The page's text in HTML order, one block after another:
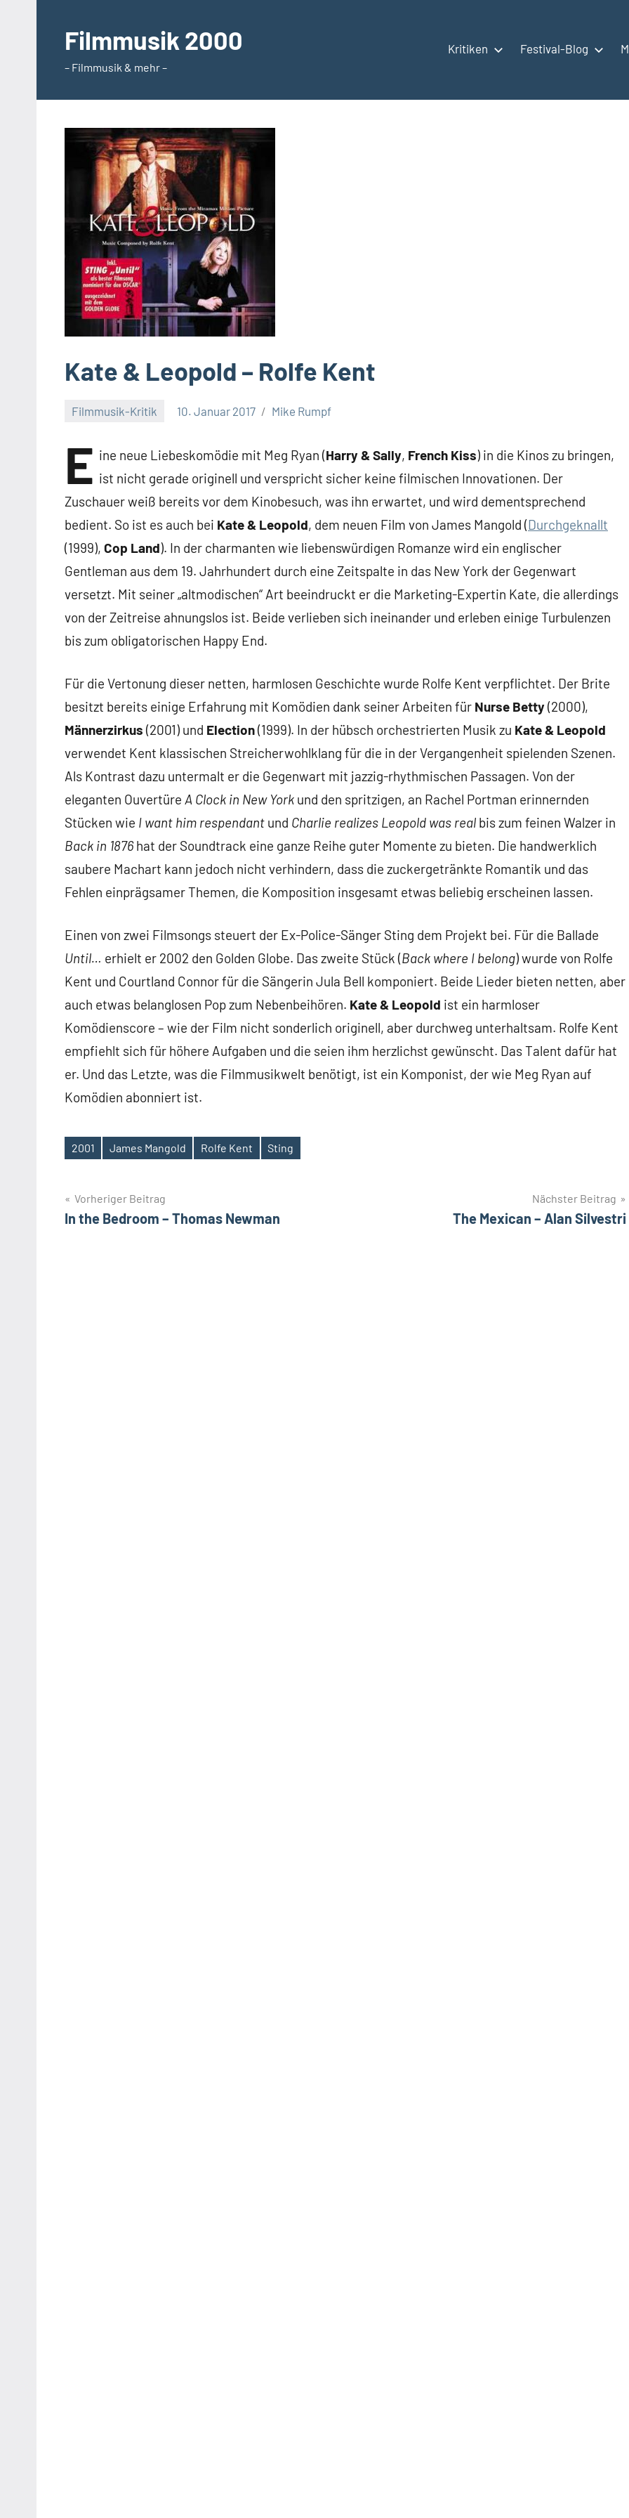
springenFilmmusik 2000
– Filmmusik & mehr –
Kritiken Festival-Blog
Kate & Leopold – Rolfe Kent
Filmmusik-Kritik 10. Januar 2017 Mike Rumpf
E ine neue Liebeskomödie mit Meg Ryan (Harry & Sally, French Kiss) in die Kinos zu bringen,
ist nicht gerade originell und verspricht sicher keine filmischen Innovationen. Der
Zuschauer weiß bereits vor dem Kinobesuch, was ihn erwartet, und wird dementsprechend
bedient. So ist es auch bei Kate & Leopold, dem neuen Film von James Mangold (Durchgeknallt
(1999), Cop Land). In der charmanten wie liebenswürdigen Romanze wird ein englischer
Gentleman aus dem 19. Jahrhundert durch eine Zeitspalte in das New York der Gegenwart
versetzt. Mit seiner „altmodischen“ Art beeindruckt er die Marketing-Expertin Kate, die allerdings
von der Zeitreise ahnungslos ist. Beide verlieben sich ineinander und erleben einige Turbulenzen
bis zum obligatorischen Happy End.
Für die Vertonung dieser netten, harmlosen Geschichte wurde Rolfe Kent verpflichtet. Der Brite
besitzt bereits einige Erfahrung mit Komödien dank seiner Arbeiten für Nurse Betty(2000),
Männerzirkus (2001) und Election(1999). In der hübsch orchestrierten Musik zu Kate & Leopold
verwendet Kent klassischen Streicherwohlklang für die in der Vergangenheit spielenden Szenen.
Als Kontrast dazu untermalt er die Gegenwart mit jazzig-rhythmischen Passagen. Von der
eleganten Ouvertüre A Clock in New York und den spritzigen, an Rachel Portman erinnernden
Stücken wie I want him respendant und Charlie realizes Leopold was real bis zum feinen Walzer in
Back in 1876hat der Soundtrack eine ganze Reihe guter Momente zu bieten. Die handwerklich
saubere Machart kann jedoch nicht verhindern, dass die zuckergetränkte Romantik und das
Fehlen einprägsamer Themen, die Komposition insgesamt etwas beliebig erscheinen lassen.
Einen von zwei Filmsongs steuert der Ex-Police-Sänger Sting dem Projekt bei. Für die Ballade
Until… erhielt er 2002 den Golden Globe. Das zweite Stück (Back where I belong) wurde von Rolfe
Kent und Courtland Connor für die Sängerin Jula Bell komponiert. Beide Lieder bieten netten, aber
auch etwas belanglosen Pop zum Nebenbeihören. Kate & Leopold ist ein harmloser
Komödienscore – wie der Film nicht sonderlich originell, aber durchweg unterhaltsam. Rolfe Kent
empfiehlt sich für höhere Aufgaben und die seien ihm herzlichst gewünscht. Das Talent dafür hat
er. Und das Letzte, was die Filmmusikwelt benötigt, ist ein Komponist, der wie Meg Ryan auf
Komödien abonniert ist.
Schlagwörter
2001 James Mangold Rolfe Kent Sting
Beitragsnavigation
Vorheriger Beitrag
In the Bedroom – Thomas Newman
Nächster Beitrag
The Mexican – Alan Silvestri